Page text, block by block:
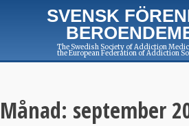
SVENSK
The Swedish Society of Addiction
the European Federation of Addiction
Månad: september